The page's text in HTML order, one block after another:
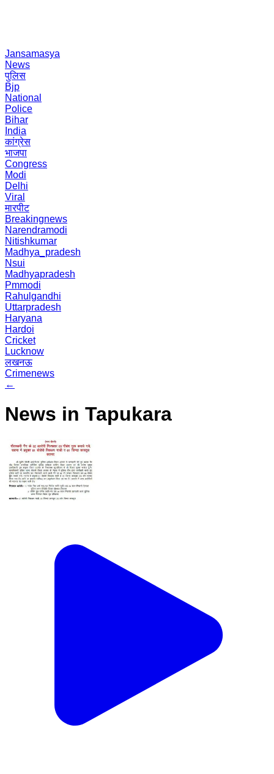
Jansamasya
News
पुलिस
Bjp
National
Police
Bihar
India
कांग्रेस
भाजपा
Congress
Modi
Delhi
Viral
मारपीट
Breakingnews
Narendramodi
Nitishkumar
Madhya_pradesh
Nsui
Madhyapradesh
Pmmodi
Rahulgandhi
Uttarpradesh
Haryana
Hardoi
Cricket
Lucknow
लखनऊ
Crimenews
←
News in Tapukara